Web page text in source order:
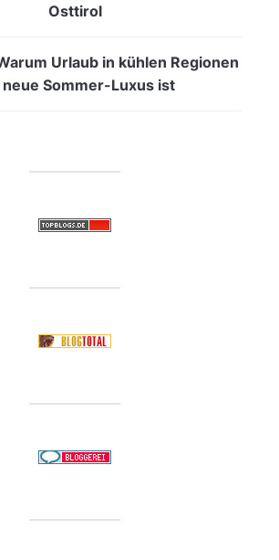
Osttirol
Urlaub in kühlen Regionen
Sommer-Luxus ist